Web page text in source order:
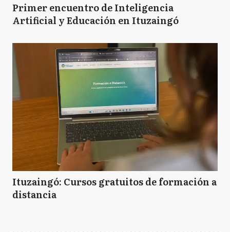
Primer encuentro de Inteligencia
Artificial y Educación en Ituzaingó
Ituzaingó: Cursos gratuitos de formación a
distancia